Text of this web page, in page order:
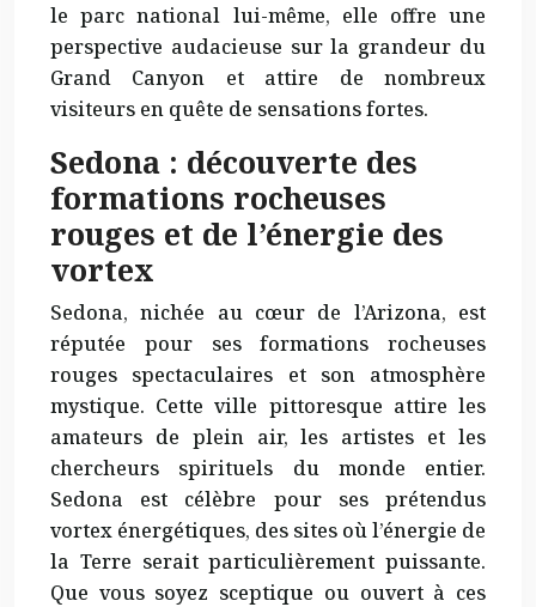
le parc national lui-même, elle offre une
perspective audacieuse sur la grandeur du
Grand Canyon et attire de nombreux
visiteurs en quête de sensations fortes.
Sedona : découverte des
formations rocheuses
rouges et de l’énergie des
vortex
Sedona, nichée au cœur de l’Arizona, est
réputée pour ses formations rocheuses
rouges spectaculaires et son atmosphère
mystique. Cette ville pittoresque attire les
amateurs de plein air, les artistes et les
chercheurs spirituels du monde entier.
Sedona est célèbre pour ses prétendus
vortex énergétiques, des sites où l’énergie de
la Terre serait particulièrement puissante.
Que vous soyez sceptique ou ouvert à ces